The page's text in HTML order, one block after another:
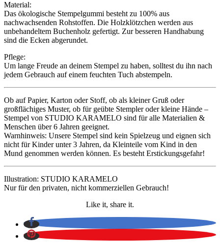
Material:
Das ökologische Stempelgummi besteht zu 100% aus
nachwachsenden Rohstoffen. Die Holzklötzchen werden aus
unbehandeltem Buchenholz gefertigt. Zur besseren Handhabung
sind die Ecken abgerundet.
Pflege:
Um lange Freude an deinem Stempel zu haben, solltest du ihn nach
jedem Gebrauch auf einem feuchten Tuch abstempeln.
Ob auf Papier, Karton oder Stoff, ob als kleiner Gruß oder
großflächiges Muster, ob für geübte Stempler oder kleine Hände –
Stempel von STUDIO KARAMELO sind für alle Materialien &
Menschen über 6 Jahren geeignet.
Warnhinweis: Unsere Stempel sind kein Spielzeug und eignen sich
nicht für Kinder unter 3 Jahren, da Kleinteile vom Kind in den
Mund genommen werden können. Es besteht Erstickungsgefahr!
Illustration: STUDIO KARAMELO
Nur für den privaten, nicht kommerziellen Gebrauch!
Like it, share it.